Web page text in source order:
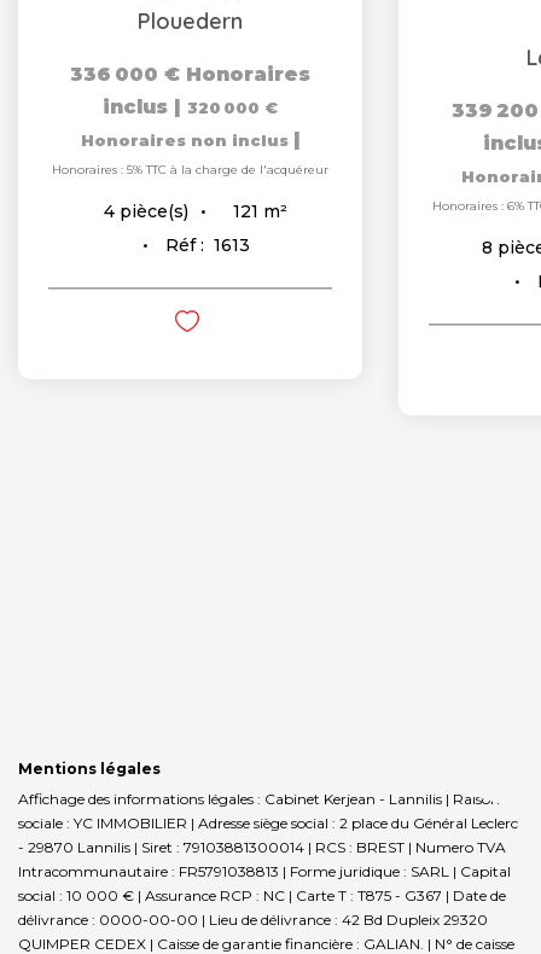
Plouedern
336 000 € Honoraires
inclus | 320 000 €
Honoraires non inclus |
Honoraires : 5% TTC à la charge de l'acquéreur
4 pièce(s) 121 m²
Réf : 1613
339
Honoraires : 6%
8
Mentions légales
Affichage des informations légales : Cabinet Kerjean - Lannilis | Raison
sociale : YC IMMOBILIER | Adresse siège social : 2 place du Général Leclerc
- 29870 Lannilis | Siret : 79103881300014 | RCS : BREST | Numero TVA
Intracommunautaire : FR5791038813 | Forme juridique : SARL | Capital
social : 10 000 € | Assurance RCP : NC | Carte T : T875 - G367 | Date de
délivrance : 0000-00-00 | Lieu de délivrance : 42 Bd Dupleix 29320
QUIMPER CEDEX | Caisse de garantie financière : GALIAN. | N° de caisse